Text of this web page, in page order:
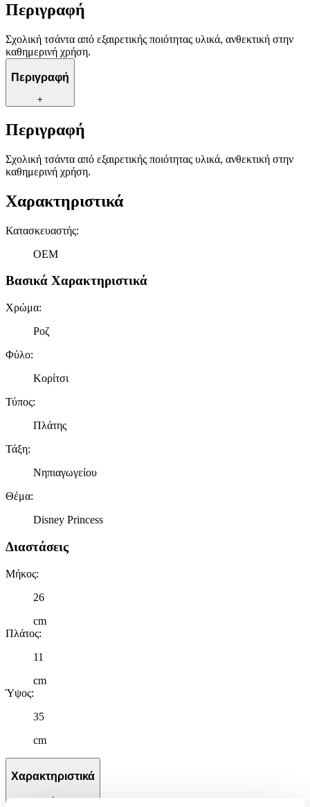
Περιγραφή
Σχολική τσάντα από εξαιρετικής ποιότητας υλικά, ανθεκτική στην
καθημερινή χρήση.
Περιγραφή
+
Περιγραφή
Σχολική τσάντα από εξαιρετικής ποιότητας υλικά, ανθεκτική στην
καθημερινή χρήση.
Χαρακτηριστικά
Κατασκευαστής:
OEM
Βασικά Χαρακτηριστικά
Χρώμα:
Ροζ
Φύλο:
Κορίτσι
Τύπος:
Πλάτης
Τάξη:
Νηπιαγωγείου
Θέμα:
Disney Princess
Διαστάσεις
Μήκος:
26
cm
Πλάτος:
11
cm
Ύψος:
35
cm
Χαρακτηριστικά
+